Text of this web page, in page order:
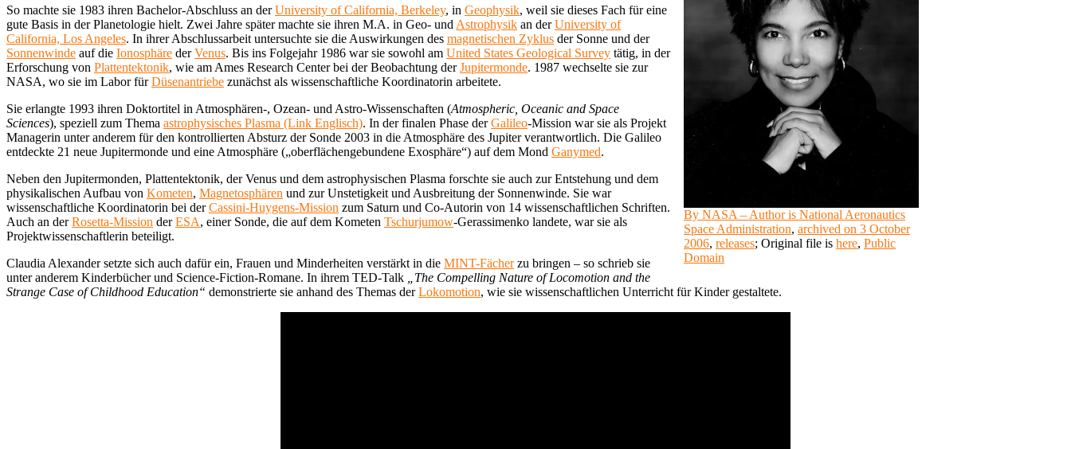
By NASA – Author is National Aeronautics
Space Administration, archived on 3 October
2006, releases; Original file is here, Public
Domain
So machte sie 1983 ihren Bachelor-Abschluss an derUniversity of California, Berkeley, in Geophysik, weil sie dieses Fach für eine
gute Basis in der Planetologie hielt. Zwei Jahre später machte sie ihren M.A. in Geo- und Astrophysik an derUniversity of
California, Los Angeles. In ihrer Abschlussarbeit untersuchte sie die Auswirkungen des magnetischen Zyklus der Sonne und der
Sonnenwinde auf die Ionosphäre derVenus. Bis ins Folgejahr 1986 war sie sowohl am United States Geological Survey tätig, in der
Erforschung von Plattentektonik, wie am Ames Research Center bei der Beobachtung derJupitermonde. 1987 wechselte sie zur
NASA, wo sie im Labor fürDüsenantriebe zunächst als wissenschaftliche Koordinatorin arbeitete.
Sie erlangte 1993 ihren Doktortitel in Atmosphären-, Ozean- und Astro-Wissenschaften (Atmospheric, Oceanic and Space
Sciences), speziell zum Thema astrophysisches Plasma (Link Englisch). In der finalen Phase derGalileo-Mission war sie als Projekt
Managerin unter anderem für den kontrollierten Absturz der Sonde 2003 in die Atmosphäre des Jupiter verantwortlich. Die Galileo
entdeckte 21 neue Jupitermonde und eine Atmosphäre („oberflächengebundene Exosphäre“) auf dem Mond Ganymed.
Neben den Jupitermonden, Plattentektonik, der Venus und dem astrophysischen Plasma forschte sie auch zur Entstehung und dem
physikalischen Aufbau von Kometen, Magnetosphären und zur Unstetigkeit und Ausbreitung der Sonnenwinde. Sie war
wissenschaftliche Koordinatorin bei derCassini-Huygens-Mission zum Saturn und Co-Autorin von 14 wissenschaftlichen Schriften.
Auch an derRosetta-Mission derESA, einer Sonde, die auf dem Kometen Tschurjumow-Gerassimenko landete, war sie als
Projektwissenschaftlerin beteiligt.
Claudia Alexander setzte sich auch dafür ein, Frauen und Minderheiten verstärkt in die MINT-Fächerzu bringen – so schrieb sie
unter anderem Kinderbücher und Science-Fiction-Romane. In ihrem TED-Talk
„The Compelling Nature of Locomotion and the
Strange Case of Childhood Education“ demonstrierte sie anhand des Themas derLokomotion, wie sie wissenschaftlichen Unterricht für Kinder gestaltete.